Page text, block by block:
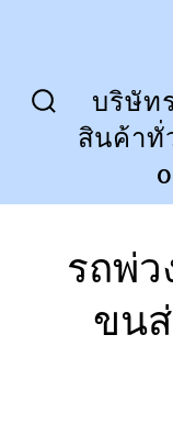
บริษัท
สินค้าทั่
รถพ่
ขน